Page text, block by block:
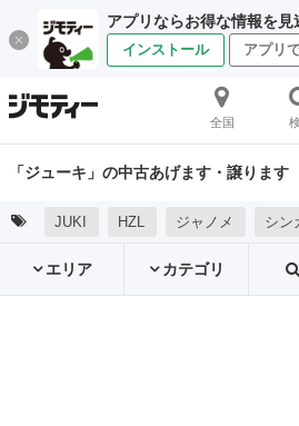
アプリならお得な情報を見
インストール アプリ
全国
「ジューキ」の中古あげます・譲ります
JUKI HZL ジャノメ シン
エリア カテゴリ